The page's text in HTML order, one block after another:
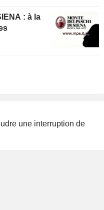
: à la
une interruption de